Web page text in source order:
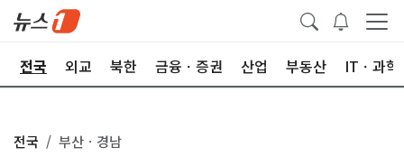
전국 외교 북한 금융ㆍ증권 산업 부동산 ITㆍ과학
전국 부산ㆍ경남